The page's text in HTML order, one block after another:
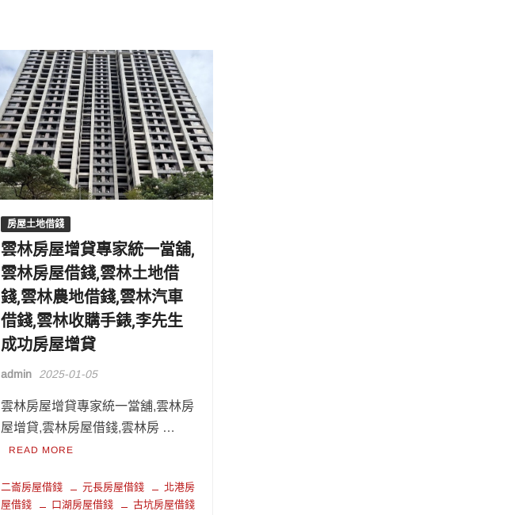
房屋土地借錢
雲林房屋增貸專家統一當舖,
雲林房屋借錢,雲林土地借
錢,雲林農地借錢,雲林汽車
借錢,雲林收購手錶,李先生
成功房屋增貸
admin 2025-01-05
雲林房屋增貸專家統一當舖,雲林房
屋增貸,雲林房屋借錢,雲林房 …
READ MORE
二崙房屋借錢 元長房屋借錢
北港房
屋借錢
口湖房屋借錢
古坑房屋借錢